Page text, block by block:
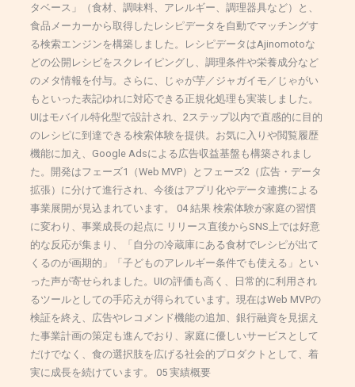
タベース」（食材、調味料、アレルギー、調理器具など）と、
食品メーカーから取得したレシピデータを自動でマッチングす
る検索エンジンを構築しました。レシピデータはAjinomotoな
どの公開レシピをスクレイピングし、調理条件や栄養成分など
のメタ情報を付与。さらに、じゃが芋／ジャガイモ／じゃがい
もといった表記ゆれに対応できる正規化処理も実装しました。
UIはモバイル特化型で設計され、2ステップ以内で直感的に目的
のレシピに到達できる検索体験を提供。お気に入りや閲覧履歴
機能に加え、Google Adsによる広告収益基盤も構築されまし
た。開発はフェーズ1（Web MVP）とフェーズ2（広告・データ
拡張）に分けて進行され、今後はアプリ化やデータ連携による
事業展開が見込まれています。 04 結果 検索体験が家庭の習慣
に変わり、事業成長の起点に リリース直後からSNS上では好意
的な反応が集まり、「自分の冷蔵庫にある食材でレシピが出て
くるのが画期的」「子どものアレルギー条件でも使える」とい
った声が寄せられました。UIの評価も高く、日常的に利用され
るツールとしての手応えが得られています。現在はWeb MVPの
検証を終え、広告やレコメンド機能の追加、銀行融資を見据え
た事業計画の策定も進んでおり、家庭に優しいサービスとして
だけでなく、食の選択肢を広げる社会的プロダクトとして、着
実に成長を続けています。 05 実績概要